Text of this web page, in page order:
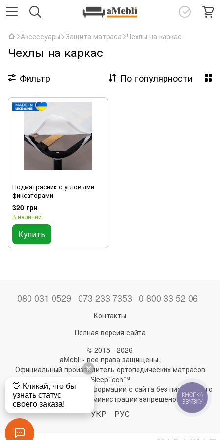
Аксессуары Защита матраса Чехлы на каркас
Чехлы на каркас
Фильтр По популярности
Подматрасник с угловыми
фиксаторами
320 грн
В наличии
Купить
080 031 0529 073 233 7353 0 800 33 52 06
Контакты
Полная версия сайта
© 2015—2026
aMebli - все права защищены.
Официальный производитель ортопедических матрасов
SleepTech™
Любое использование информации с сайта без письменного
разрешения администрации запрещено!
УКР РУС
КНОПКА
ЗВ'ЯЗКУ